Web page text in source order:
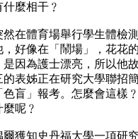
麼相干﹖
在體育場舉行學生體檢
好像在「鬧場」，花花
因為護士漂亮，所以他
的表姊正在研究大學聯招
盲」報考。怎麼會這樣
呢﹖
獲知史丹福大學一項研